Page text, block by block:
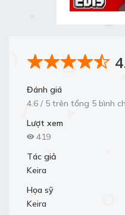
Đánh giá
4.6 / 5 trên tổng 5 bình
Lượt xem
419
Tác giả
Keira
Họa sỹ
Keira